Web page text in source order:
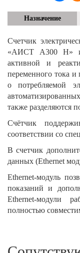
Назначение
Счетчик
«АИСТ А300 H»
активной и
переменного тока и
о потребляемой
также разделяются
Счётчик
соответствии со
В счетчик
данных (Ethernet
Ethernet-модуль
показаний и
Ethernet-модули
полностью